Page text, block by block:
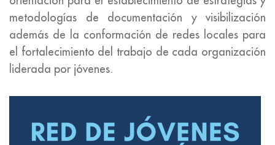
metodologías de documentación y visibilización
además de la conformación de redes locales para
el fortalecimiento del trabajo de cada organización
liderada por jóvenes.